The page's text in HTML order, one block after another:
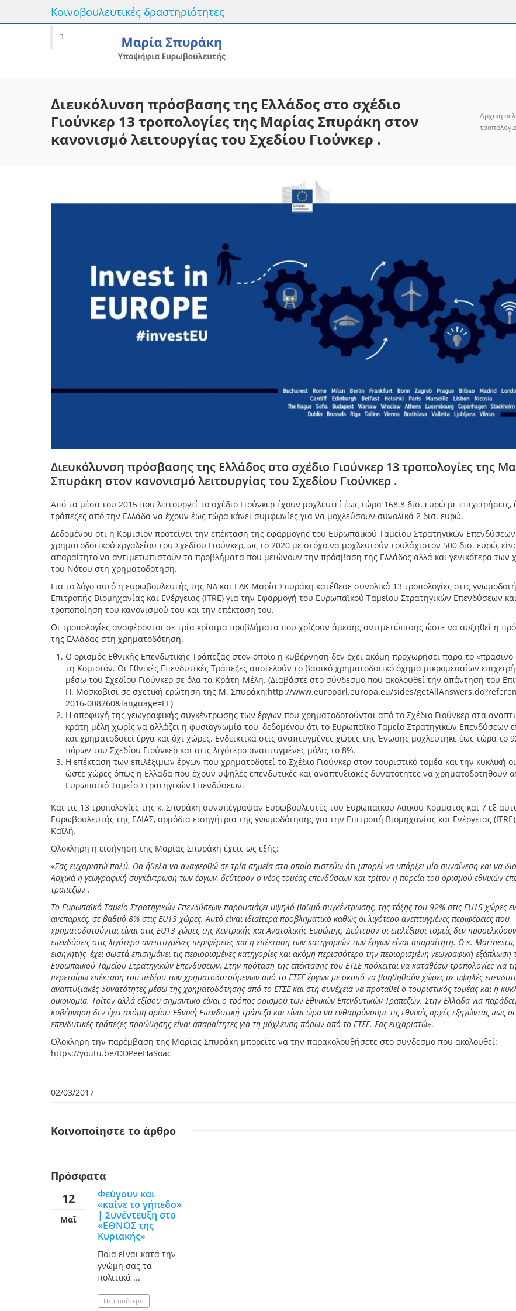
Κοινοβουλευτικές δραστηριότητες
Διευκόλυνση πρόσβασης της Ελλάδος στο σχέδιο
Γιούνκερ 13 τροπολογίες της Μαρίας Σπυράκη στον
κανονισμό λειτουργίας του Σχεδίου Γιούνκερ .
Αρχική
Διευκόλυνση πρόσβασης της Ελλάδος στο σχέδιο Γιούνκερ 13 τροπολογίες της
Σπυράκη στον κανονισμό λειτουργίας του Σχεδίου Γιούνκερ .
Από τα μέσα του 2015 που λειτουργεί το σχέδιο Γιούνκερ έχουν μοχλευτεί έως τώρα 168.8 δισ. ευρώ με επιχειρήσεις,
τράπεζες από την Ελλάδα να έχουν έως τώρα κάνει συμφωνίες για να μοχλεύσουν συνολικά 2 δισ. ευρώ.
Δεδομένου ότι η Κομισιόν προτείνει την επέκταση της εφαρμογής του Ευρωπαϊκού Ταμείου Στρατηγικών
χρηματοδοτικού εργαλείου του Σχεδίου Γιούνκερ, ως το 2020 με στόχο να μοχλευτούν τουλάχιστον 500 δισ. ευρώ,
απαραίτητο να αντιμετωπιστούν τα προβλήματα που μειώνουν την πρόσβαση της Ελλάδος αλλά και γενικότερα των
του Νότου στη χρηματοδότηση.
Για το λόγο αυτό η ευρωβουλευτής της ΝΔ και ΕΛΚ Μαρία Σπυράκη κατέθεσε συνολικά 13 τροπολογίες στις
Επιτροπής Βιομηχανίας και Ενέργειας (ITRE) για την Εφαρμογή του Ευρωπαϊκού Ταμείου Στρατηγικών Επενδύσεων
τροποποίηση του κανονισμού του και την επέκταση του.
Οι τροπολογίες αναφέρονται σε τρία κρίσιμα προβλήματα που χρίζουν άμεσης αντιμετώπισης ώστε να αυξηθεί η
της Ελλάδας στη χρηματοδότηση.
Ο ορισμός Εθνικής Επενδυτικής Τράπεζας στον οποίο η κυβέρνηση δεν έχει ακόμη προχωρήσει παρά το
τη Κομισιόν. Οι Εθνικές Επενδυτικές Τράπεζες αποτελούν το βασικό χρηματοδοτικό όχημα μικρομεσαίων
μέσω του Σχεδίου Γιούνκερ σε όλα τα Κράτη-Μέλη. (Διαβάστε στο σύνδεσμο που ακολουθεί την απάντηση του
Π. Μοσκοβισί σε σχετική ερώτηση της Μ. Σπυράκη:http://www.europarl.europa.eu/sides/
2016-008260&language=EL)
Η αποφυγή της γεωγραφικής συγκέντρωσης των έργων που χρηματοδοτούνται από το Σχέδιο Γιούνκερ στα
κράτη μέλη χωρίς να αλλάζει η φυσιογνωμία του, δεδομένου ότι το Ευρωπαϊκό Ταμείο Στρατηγικών Επενδύσεων
και χρηματοδοτεί έργα και όχι χώρες. Ενδεικτικά στις αναπτυγμένες χώρες της Ένωσης μοχλεύτηκε έως τώρα το
πόρων του Σχεδίου Γιούνκερ και στις λιγότερο αναπτυγμένες μόλις το 8%.
Η επέκταση των επιλέξιμων έργων που χρηματοδοτεί το Σχέδιο Γιούνκερ στον τουριστικό τομέα και την κυκλική
ώστε χώρες όπως η Ελλάδα που έχουν υψηλές επενδυτικές και αναπτυξιακές δυνατότητες να χρηματοδοτηθούν
Ευρωπαϊκό Ταμείο Στρατηγικών Επενδύσεων.
Και τις 13 τροπολογίες της κ. Σπυράκη συνυπέγραψαν Ευρωβουλευτές του Ευρωπαϊκού Λαϊκού Κόμματος και 7 εξ
Ευρωβουλευτής της ΕΛΙΑΣ, αρμόδια εισηγήτρια της γνωμοδότησης για την Επιτροπή Βιομηχανίας και Ενέργειας
Καϊλή.
Ολόκληρη η εισήγηση της Μαρίας Σπυράκη έχεις ως εξής:
«Σας ευχαριστώ πολύ. Θα ήθελα να αναφερθώ σε τρία σημεία στα οποία πιστεύω ότι μπορεί να υπάρξει μία συναίνεση και να
Αρχικά η γεωγραφική συγκέντρωση των έργων, δεύτερον ο νέος τομέας επενδύσεων και τρίτον η πορεία του ορισμού εθνικών
τραπεζών .
Το Ευρωπαϊκό Ταμείο Στρατηγικών Επενδύσεων παρουσιάζει υψηλό βαθμό συγκέντρωσης, της τάξης του 92% στις EU15 χώρες
ανεπαρκές, σε βαθμό 8% στις EU13 χώρες. Αυτό είναι ιδιαίτερα προβληματικό καθώς οι λιγότερο ανεπτυγμένες περιφέρειες που
χρηματοδοτούνται είναι στις EU13 χώρες της Κεντρικής και Ανατολικής Ευρώπης. Δεύτερον οι επιλέξιμοι τομείς δεν προσελκύουν
επενδύσεις στις λιγότερο ανεπτυγμένες περιφέρειες και η επέκταση των κατηγοριών των έργων είναι απαραίτητη. Ο κ.
εισηγητής, έχει σωστά επισημάνει τις περιορισμένες κατηγορίες και ακόμη περισσότερο την περιορισμένη γεωγραφική εξάπλωση
Ευρωπαϊκού Ταμείου Στρατηγικών Επενδύσεων. Στην πρόταση της επέκτασης του ΕΤΣΕ πρόκειται να καταθέσω τροπολογίες για
περεταίρω επέκταση του πεδίου των χρηματοδοτούμενων από το ΕΤΣΕ έργων με σκοπό να βοηθηθούν χώρες με υψηλές
αναπτυξιακές δυνατότητες μέσω της χρηματοδότησης από το ΕΤΣΕ και στη συνέχεια να προταθεί ο τουριστικός τομέας και η
οικονομία. Τρίτον αλλά εξίσου σημαντικό είναι ο τρόπος ορισμού των Εθνικών Επενδυτικών Τραπεζών. Στην Ελλάδα για
κυβέρνηση δεν έχει ακόμη ορίσει Εθνική Επενδυτική τράπεζα και είναι ώρα να ενθαρρύνουμε τις εθνικές αρχές εξηγώντας πως οι
επενδυτικές τράπεζες προώθησης είναι απαραίτητες για τη μόχλευση πόρων από το ΕΤΣΕ. Σας ευχαριστώ».
Ολόκληρη την παρέμβαση της Μαρίας Σπυράκη μπορείτε να την παρακολουθήσετε στο σύνδεσμο που ακολουθεί:
https://youtu.be/DDPeeHaSoac
02/03/2017
Κοινοποίηστε το άρθρο
Πρόσφατα
12
Μαΐ
Φεύγουν και
«καίνε το γήπεδο»
| Συνέντευξη στο
«ΕΘΝΟΣ της
Κυριακής»
Ποια είναι κατά την
γνώμη σας τα
πολιτικά ...
Περισσότερα